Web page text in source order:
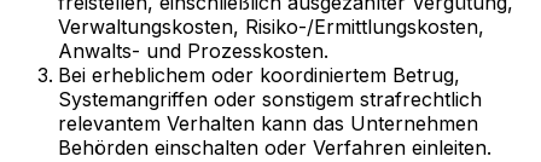
Verwaltungskosten, Risiko-/Ermittlungskosten,
Anwalts- und Prozesskosten.
Bei erheblichem oder koordiniertem Betrug,
Systemangriffen oder sonstigem strafrechtlich
relevantem Verhalten kann das Unternehmen
Behörden einschalten oder Verfahren einleiten.